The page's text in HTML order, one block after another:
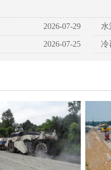
2026-07-29 水
2026-07-25 冷